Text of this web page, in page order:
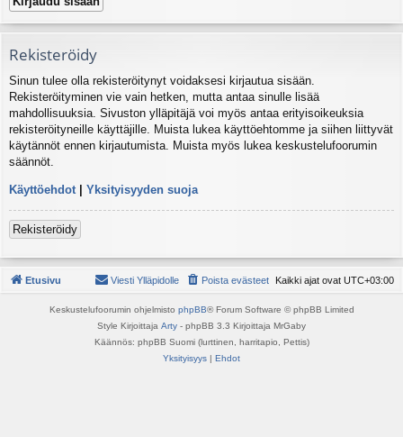
Rekisteröidy
Sinun tulee olla rekisteröitynyt voidaksesi kirjautua sisään.
Rekisteröityminen vie vain hetken, mutta antaa sinulle lisää
mahdollisuuksia. Sivuston ylläpitäjä voi myös antaa erityisoikeuksia
rekisteröityneille käyttäjille. Muista lukea käyttöehtomme ja siihen liittyvät
käytännöt ennen kirjautumista. Muista myös lukea keskustelufoorumin
säännöt.
Käyttöehdot | Yksityisyyden suoja
Rekisteröidy
Etusivu Kaikki ajat ovat UTC+03:00
Poista evästeet
Viesti Ylläpidolle
Keskustelufoorumin ohjelmisto phpBB® Forum Software © phpBB Limited
Style Kirjoittaja Arty - phpBB 3.3 Kirjoittaja MrGaby
Käännös: phpBB Suomi (lurttinen, harritapio, Pettis)
Yksityisyys | Ehdot